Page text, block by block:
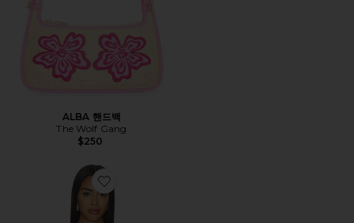
ALBA 핸드백
The Wolf Gang
$250